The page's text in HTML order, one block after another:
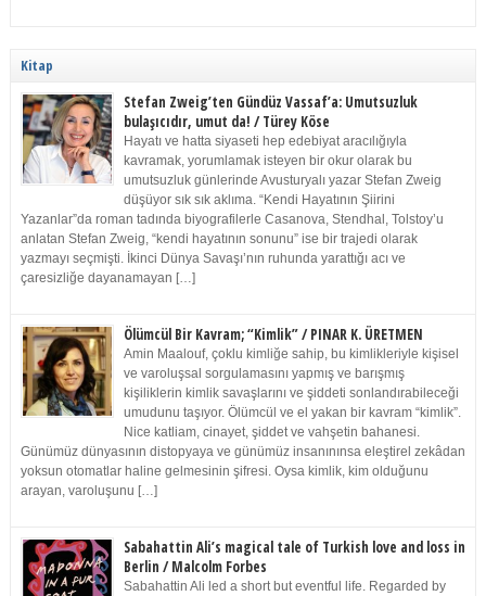
Kitap
Stefan Zweig’ten Gündüz Vassaf’a: Umutsuzluk
bulaşıcıdır, umut da! / Türey Köse
Hayatı ve hatta siyaseti hep edebiyat aracılığıyla
kavramak, yorumlamak isteyen bir okur olarak bu
umutsuzluk günlerinde Avusturyalı yazar Stefan Zweig
düşüyor sık sık aklıma. “Kendi Hayatının Şiirini
Yazanlar”da roman tadında biyografilerle Casanova, Stendhal, Tolstoy’u
anlatan Stefan Zweig, “kendi hayatının sonunu” ise bir trajedi olarak
yazmayı seçmişti. İkinci Dünya Savaşı’nın ruhunda yarattığı acı ve
çaresizliğe dayanamayan […]
Ölümcül Bir Kavram; “Kimlik” / PINAR K. ÜRETMEN
Amin Maalouf, çoklu kimliğe sahip, bu kimlikleriyle kişisel
ve varoluşsal sorgulamasını yapmış ve barışmış
kişiliklerin kimlik savaşlarını ve şiddeti sonlandırabileceği
umudunu taşıyor. Ölümcül ve el yakan bir kavram “kimlik”.
Nice katliam, cinayet, şiddet ve vahşetin bahanesi.
Günümüz dünyasının distopyaya ve günümüz insanınınsa eleştirel zekâdan
yoksun otomatlar haline gelmesinin şifresi. Oysa kimlik, kim olduğunu
arayan, varoluşunu […]
Sabahattin Ali’s magical tale of Turkish love and loss in
Berlin / Malcolm Forbes
Sabahattin Ali led a short but eventful life. Regarded by